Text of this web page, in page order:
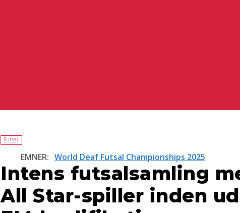
Futsal
EMNER: World Deaf Futsal Championships 2025
Intens futsalsamling
All Star-spiller inden